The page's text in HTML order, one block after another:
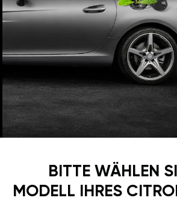
BITTE WÄHLEN
MODELL IHRES